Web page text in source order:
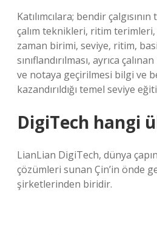
Katılımcılara; bendir çalgısının
çalım teknikleri, ritim
zaman birimi, seviye, ritim,
sınıflandırılması, ayrıca
ve notaya geçirilmesi bilgi ve
kazandırıldığı temel seviye
DigiTech hangi
LianLian DigiTech, dünya
çözümleri sunan Çin’in önde
şirketlerinden biridir.